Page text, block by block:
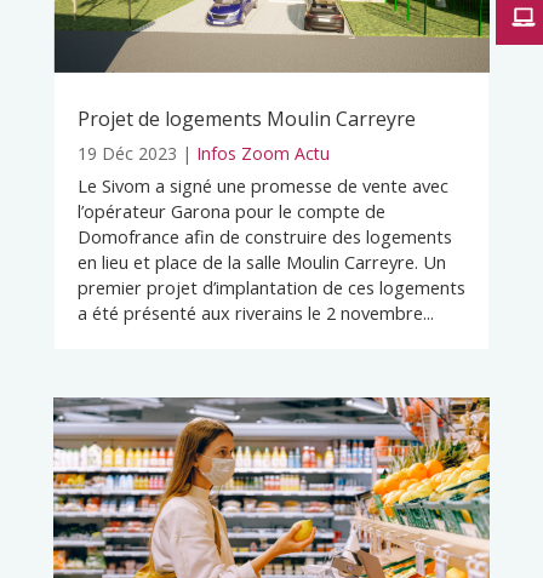
Projet de logements Moulin Carreyre
19 Déc 2023 | Infos Zoom Actu
Le Sivom a signé une promesse de vente avec
l’opérateur Garona pour le compte de
Domofrance afin de construire des logements
en lieu et place de la salle Moulin Carreyre. Un
premier projet d’implantation de ces logements
a été présenté aux riverains le 2 novembre...